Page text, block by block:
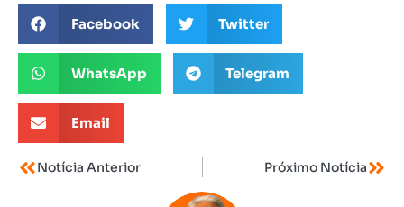
Facebook Twitter
WhatsApp Telegram
Email
Notícia Anterior Próximo Notícia